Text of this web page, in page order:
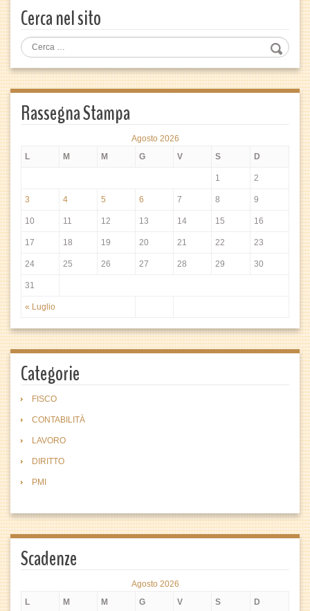
Cerca nel sito
Rassegna Stampa
Agosto 2026
L
M M G V S D
« Luglio
1 2
3 4 5 6 7 8 9
10 11 12 13 14 15 16
17 18 19 20 21 22 23
24 25 26 27 28 29 30
31
Categorie
FISCO
CONTABILITÀ
LAVORO
DIRITTO
PMI
Scadenze
Agosto 2026
L
M M G V S D